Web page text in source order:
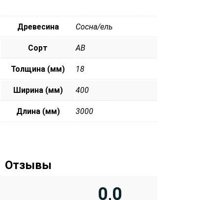
Древесина Сосна/ель
Сорт АВ
Толщина (мм) 18
Ширина (мм) 400
Длина (мм) 3000
Отзывы
0,0